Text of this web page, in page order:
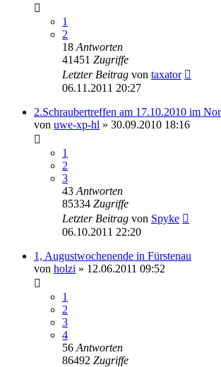
1
2
18 Antworten
41451 Zugriffe
Letzter Beitrag von taxator
06.11.2011 20:27
2.Schraubertreffen am 17.10.2010 im
von uwe-xp-hl » 30.09.2010 18:16
1
2
3
43 Antworten
85334 Zugriffe
Letzter Beitrag von Spyke
06.10.2011 22:20
1, Augustwochenende in Fürstenau
von holzi » 12.06.2011 09:52
1
2
3
4
56 Antworten
86492 Zugriffe